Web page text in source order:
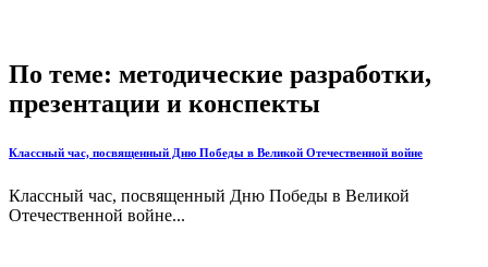
По теме: методические разработки,
презентации и конспекты
Классный час, посвященный Дню Победы в Великой Отечественной войне
Классный час, посвященный Дню Победы в Великой
Отечественной войне...